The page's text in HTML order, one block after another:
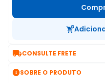
CONSULTE FRETE
SOBRE O PRODUTO